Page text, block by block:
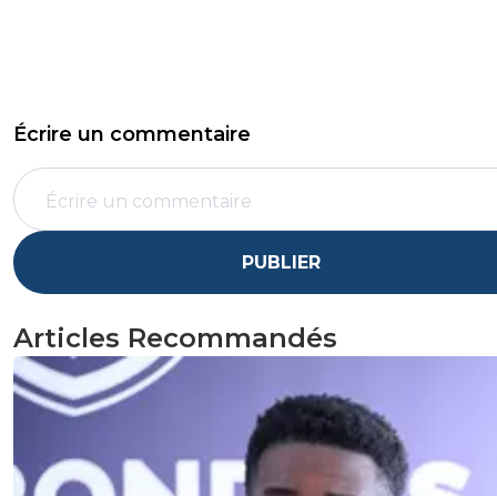
Écrire un commentaire
PUBLIER
Articles Recommandés